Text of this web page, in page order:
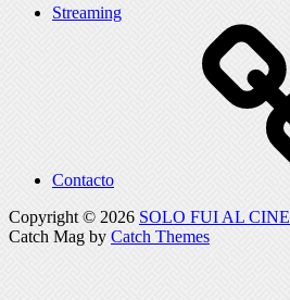
Streaming
Contacto
Copyright © 2026 SOLO FUI AL CINE
Catch Mag by Catch Themes